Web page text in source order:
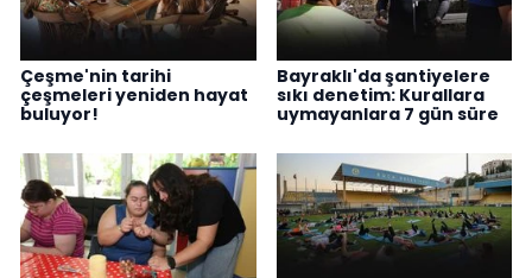
Çeşme'nin tarihi
çeşmeleri yeniden hayat
buluyor!
Bayraklı'da şantiyelere
sıkı denetim: Kurallara
uymayanlara 7 gün süre